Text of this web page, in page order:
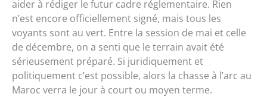
aider à rédiger le futur cadre réglementaire. Rien
n’est encore officiellement signé, mais tous les
voyants sont au vert. Entre la session de mai et celle
de décembre, on a senti que le terrain avait été
sérieusement préparé. Si juridiquement et
politiquement c’est possible, alors la chasse à l’arc au
Maroc verra le jour à court ou moyen terme.